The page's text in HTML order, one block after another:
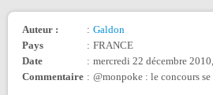
Auteur : : Galdon
Pays
: FRANCE
Date
: mercredi 22 décembre
Commentaire : @monpoke : le concours